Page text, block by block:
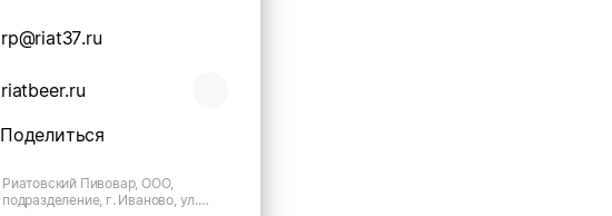
rp@riat37.ru
riatbeer.ru
Поделиться
Риатовский Пивовар, ООО,
подразделение, г. Иваново, ул.